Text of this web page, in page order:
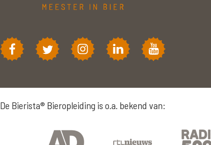
De Bierista® Bieropleiding is o.a. bekend van: